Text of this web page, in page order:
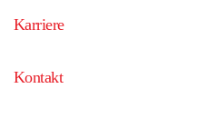
Karriere
Kontakt